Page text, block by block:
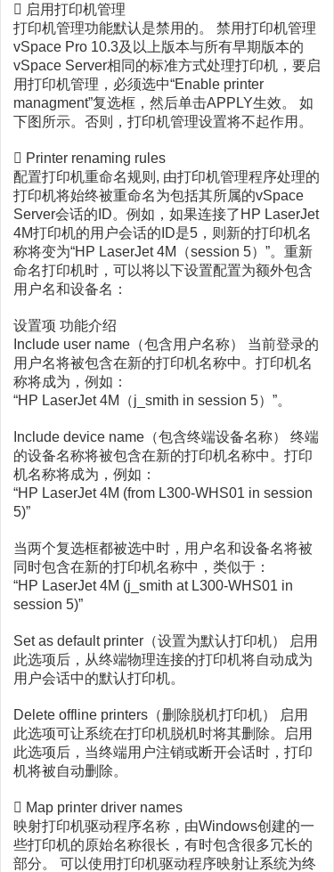
 启用打印机管理
打印机管理功能默认是禁用的。 禁用打印机管理
vSpace Pro 10.3及以上版本与所有早期版本的
vSpace Server相同的标准方式处理打印机，要启
用打印机管理，必须选中“Enable printer
managment”复选框，然后单击APPLY生效。 如
下图所示。否则，打印机管理设置将不起作用。
 Printer renaming rules
配置打印机重命名规则, 由打印机管理程序处理的
打印机将始终被重命名为包括其所属的vSpace
Server会话的ID。例如，如果连接了HP LaserJet
4M打印机的用户会话的ID是5，则新的打印机名
称将变为“HP LaserJet 4M（session 5）”。重新
命名打印机时，可以将以下设置配置为额外包含
用户名和设备名：
设置项 功能介绍
Include user name（包含用户名称） 当前登录的
用户名将被包含在新的打印机名称中。打印机名
称将成为，例如：
“HP LaserJet 4M（j_smith in session 5）”。
Include device name（包含终端设备名称） 终端
的设备名称将被包含在新的打印机名称中。打印
机名称将成为，例如：
“HP LaserJet 4M (from L300-WHS01 in session
5)”
当两个复选框都被选中时，用户名和设备名将被
同时包含在新的打印机名称中，类似于：
“HP LaserJet 4M (j_smith at L300-WHS01 in
session 5)”
Set as default printer（设置为默认打印机） 启用
此选项后，从终端物理连接的打印机将自动成为
用户会话中的默认打印机。
Delete offline printers（删除脱机打印机） 启用
此选项可让系统在打印机脱机时将其删除。启用
此选项后，当终端用户注销或断开会话时，打印
机将被自动删除。
 Map printer driver names
映射打印机驱动程序名称，由Windows创建的一
些打印机的原始名称很长，有时包含很多冗长的
部分。 可以使用打印机驱动程序映射让系统为终